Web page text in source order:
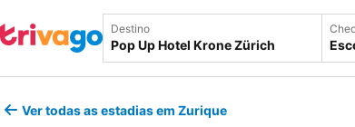
Destino
Ver todas as estadias em Zurique